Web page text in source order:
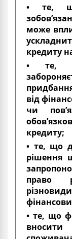
• те,
може
кредиту
• те,
від
чи
кредиту;
• те, що
рішення
право
• те, що